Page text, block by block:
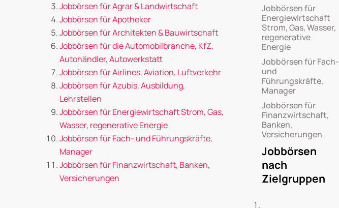
Jobbörsen für Agrar & Landwirtschaft
Jobbörsen für Apotheker
Jobbörsen für Architekten & Bauwirtschaft
Jobbörsen für die Automobilbranche, KfZ,
Autohändler, Autowerkstatt
Jobbörsen für Airlines, Aviation, Luftverkehr
Jobbörsen für Azubis, Ausbildung,
Lehrstellen
Jobbörsen für Energiewirtschaft Strom, Gas,
Wasser, regenerative Energie
Jobbörsen für Fach- und Führungskräfte,
Manager
Jobbörsen für Finanzwirtschaft, Banken,
Versicherungen
Jobbörsen für
Energiewirtschaft
Strom, Gas, Wasser,
regenerative
Energie
Jobbörsen für Fach-
und
Führungskräfte,
Manager
Jobbörsen für
Finanzwirtschaft,
Banken,
Versicherungen
Jobbörsen
nach
Zielgruppen